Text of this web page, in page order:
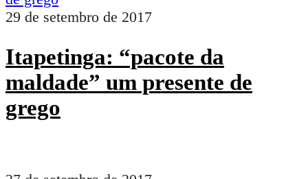
29 de setembro de 2017
Itapetinga: “pacote da
maldade” um presente de
grego